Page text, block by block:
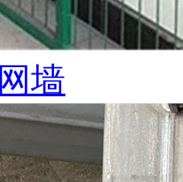
墙